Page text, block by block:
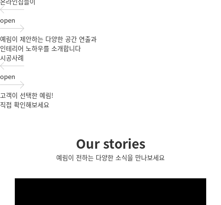
open
예림이 제안하는 다양한 공간 연출과
인테리어 노하우를 소개합니다
시공사례
open
고객이 선택한 예림!
직접 확인해보세요
Our stories
예림이 전하는 다양한 소식을 만나보세요